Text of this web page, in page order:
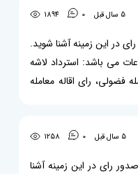
5 سال قبل 0
1894
رای در این زمینه آشنا شوید.
می باشد: استرداد لاشه
فضولی، رای اقاله معامله
5 سال قبل 0
1258
صدور رای در این زمینه آشنا